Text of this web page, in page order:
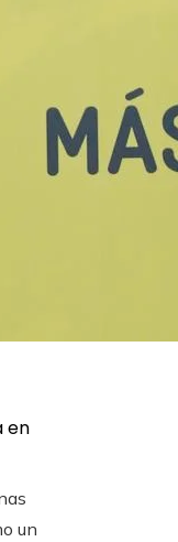
en
un